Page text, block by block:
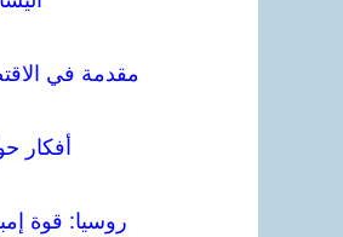
مقدمة في
أفكار
روسيا: قوة